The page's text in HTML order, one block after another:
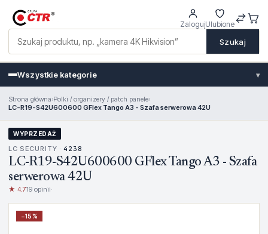
Szukaj
ZalogujUlubione
Wszystkie kategorie ▾
Strona główna›Polki / organizery / patch panele›
LC-R19-S42U600600 GFlex Tango A3 - Szafa serwerowa 42U
WYPRZEDAŻ
LC SECURITY · 4238
LC-R19-S42U600600 GFlex Tango A3 - Szafa
serwerowa 42U
★ 4.719 opinii·
−15%